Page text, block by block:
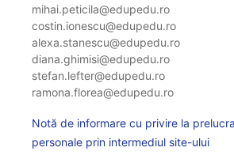
mihai.peticila@edupedu.ro
costin.ionescu@edupedu.ro
alexa.stanescu@edupedu.ro
diana.ghimisi@edupedu.ro
stefan.lefter@edupedu.ro
ramona.florea@edupedu.ro
Notă de informare cu privire la
personale prin intermediul site-ului